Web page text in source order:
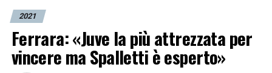
2021
Ferrara: «Juve la più attrezzata per
vincere ma Spalletti è esperto»